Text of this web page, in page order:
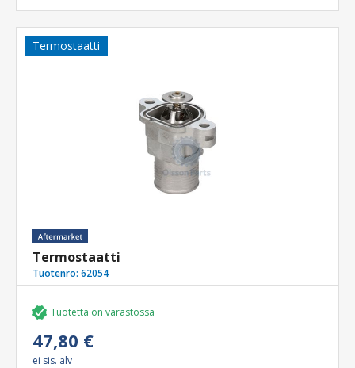
Termostaatti
Termostaatti
Tuotenro: 62054
Tuotetta on varastossa
47,80 €
ei sis. alv